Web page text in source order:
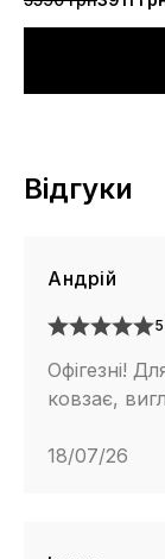
Відгуки
Андрій
5
Офігезні!
ковзає,
18/07/26